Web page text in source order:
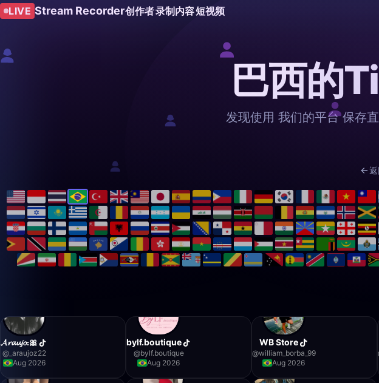
LIVE Stream Recorder创作者录制内容短视频
巴西的
发现使用 我们的平台 保存
𝓐𝓻𝓪𝓾𝓳𝓸.🎀
@_araujoz22
Aug 2026
bylf.boutique
@bylf.boutique
Aug 2026
WB Store
@william_borba_99
Aug 2026